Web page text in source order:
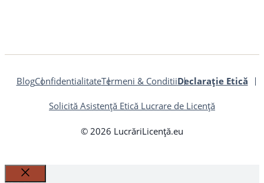
© 2026 LucrăriLicență.eu
BlogConfidentialitateTermeni & ConditiiDeclarație Etică
Solicită Asistență Etică Lucrare de Licență